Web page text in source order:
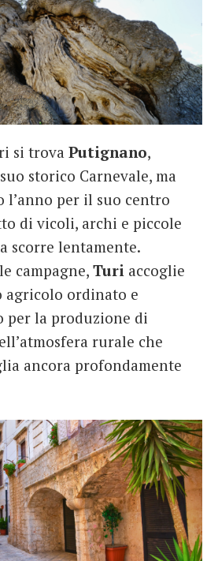
si trova Putignano,
storico Carnevale, ma
l’anno per il suo centro
di vicoli, archi e piccole
scorre lentamente.
campagne, Turi accoglie
agricolo ordinato e
per la produzione di
rurale che
ancora profondamente